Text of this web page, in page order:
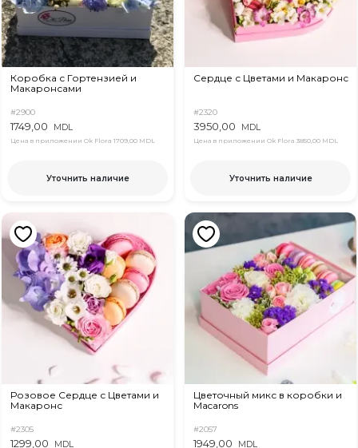
Коробка с Гортензией и
Макаронсами
#2900
1749,00 MDL
Цена в приложении Ok Flora 1709,00 MDL
Уточнить наличие
Сердце с Цветами и Макаронс
#2320
3950,00 MDL
Цена в приложении Ok Flora 3850,00 MDL
Уточнить наличие
Розовое Сердце с Цветами и
Макаронс
#2305
1299,00 MDL
Цветочный микс в коробки и
Macarons
#2057
1949,00 MDL